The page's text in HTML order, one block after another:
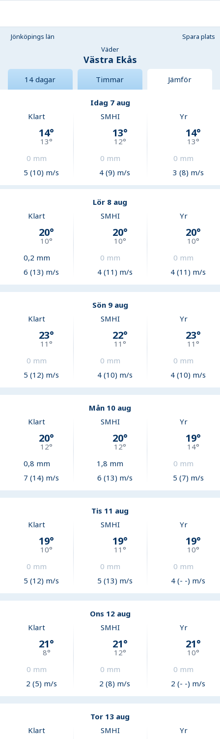
Jönköpings län
Spara plats
Väder
Västra Ekås
14 dagar Timmar Jämför
Idag 7 aug
Klart
14°
13°
0 mm
5 (10) m/s
SMHI
13°
12°
0 mm
4 (9) m/s
Yr
14°
13°
0 mm
3 (8) m/s
Lör 8 aug
Klart
20°
10°
0,2 mm
6 (13) m/s
SMHI
20°
10°
0 mm
4 (11) m/s
Yr
20°
10°
0 mm
4 (11) m/s
Sön 9 aug
Klart
23°
11°
0 mm
5 (12) m/s
SMHI
22°
11 °
0 mm
4 (10) m/s
Yr
23°
11°
0 mm
4 (10) m/s
Mån 10 aug
Klart
20°
12°
0,8 mm
7 (14) m/s
SMHI
20°
12°
1,8 mm
6 (13) m/s
Yr
19°
14°
0 mm
5 (7) m/s
Tis 11 aug
Klart
19°
10°
0 mm
5 (12) m/s
SMHI
19°
11 °
0 mm
5 (13) m/s
Yr
19°
10°
0 mm
4 (- -) m/s
Ons 12 aug
Klart
21°
8°
0 mm
2 (5) m/s
SMHI
21°
12°
0 mm
2 (8) m/s
Yr
21°
10°
0 mm
2 (- -) m/s
Tor 13 aug
Klart
SMHI Yr